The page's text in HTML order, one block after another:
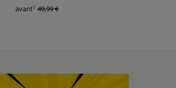
avant1 49,99 €